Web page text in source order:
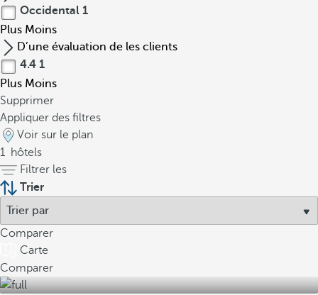
Occidental 1
Plus Moins
D’une évaluation de les clients
4.4 1
Plus Moins
Supprimer
Appliquer des filtres
Voir sur le plan
1 hôtels
Filtrer les
Trier
Comparer
Carte
Comparer